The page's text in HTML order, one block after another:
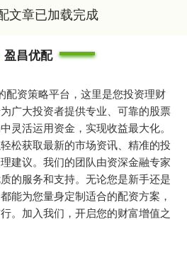
文章已加载完成
盈昌优配
配资策略平台，这里是您投资理财
广大投资者提供专业、可靠的股票
灵活运用资金，实现收益最大化。
松获取最新的市场资讯、精准的投
建议。我们的团队由资深金融专家
的服务和支持。无论您是新手还是
能为您量身定制适合的配资方案，
。加入我们，开启您的财富增值之